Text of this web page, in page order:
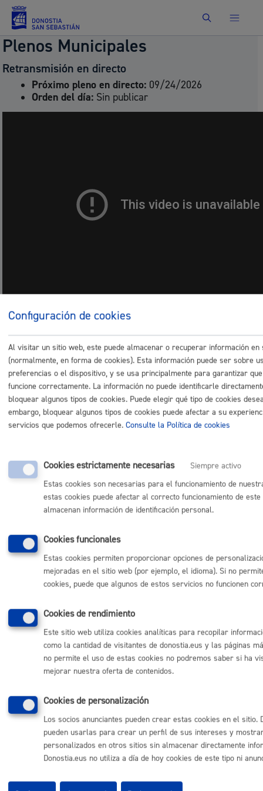
Buscar
Plenos Municipales
Retransmisión en directo
Próximo pleno en directo: 09/24/2026
Orden del día: Sin publicar
« Volver
Comunícate con el Ayuntamiento de Donostia / San
Sebastián
010(gratuito desde Donostia / San Sebastián)
(+34) 943 481 000
Enlaces útiles
Ofertas de empleo
Sede electrónica
Mapas - GeoDonostia
Sala de prensa
Mapa web
Otras páginas web corporativas
Donostia Kirola
Donostia Kultura
Donostia Turismo
Fomento de San Sebastián
Síguenos en redes sociales
Configuración de cookies
Al visitar un sitio web, este puede almacenar o recuperar información en
(normalmente, en forma de cookies). Esta información puede ser sobre
preferencias o el dispositivo, y se usa principalmente para garantizar
funcione correctamente. La información no puede identificarle
bloquear algunos tipos de cookies. Puede elegir qué tipo de cookies
embargo, bloquear algunos tipos de cookies puede afectar a su
servicios que podemos ofrecerle. Consulte la Política de cookies
Cookies estrictamente necesarias
Siempre activo
Estas cookies son necesarias para el funcionamiento de
estas cookies puede afectar al correcto funcionamiento de
almacenan información de identificación personal.
Cookies funcionales
Estas cookies permiten proporcionar opciones de
mejoradas en el sitio web (por ejemplo, el idioma). Si no
cookies, puede que algunos de estos servicios no funcionen
Cookies de rendimiento
Este sitio web utiliza cookies analíticas para recopilar
como la cantidad de visitantes de donostia.eus y las páginas
no permite el uso de estas cookies no podremos saber si ha
mejorar nuestra oferta de contenidos.
Cookies de personalización
Los socios anunciantes pueden crear estas cookies en el sitio.
pueden usarlas para crear un perfil de sus intereses y
personalizados en otros sitios sin almacenar directamente
Donostia.eus no utiliza a día de hoy cookies de este tipo ni